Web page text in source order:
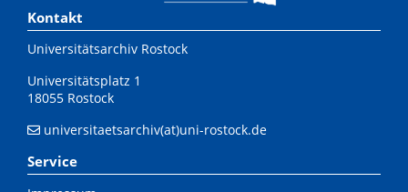
Kontakt
Universitätsarchiv Rostock
Universitätsplatz 1
18055 Rostock
universitaetsarchiv(at)uni-rostock.de
Service